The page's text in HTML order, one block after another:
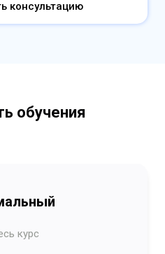
консультацию
обучения
курс